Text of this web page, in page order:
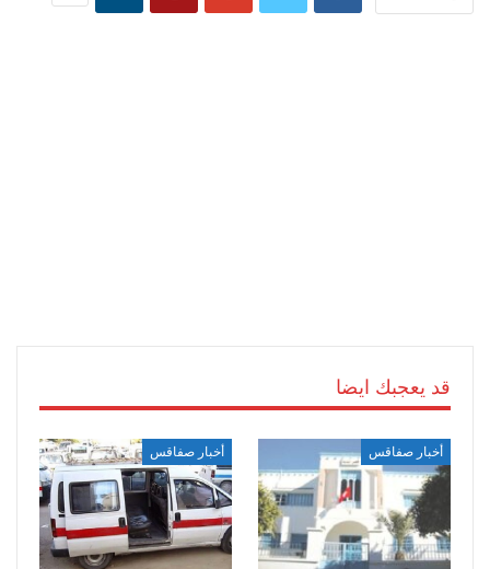
قد يعجبك ايضا
أخبار صفاقس أخبار صفاقس